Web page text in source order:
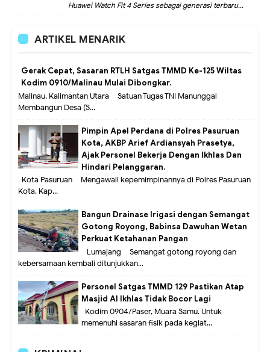
Huawei Watch Fit 4 Series sebagai generasi terbaru...
ARTIKEL MENARIK
Gerak Cepat, Sasaran RTLH Satgas TMMD Ke-125 Wiltas
Kodim 0910/Malinau Mulai Dibongkar.
Malinau, Kalimantan Utara – Satuan Tugas TNI Manunggal
Membangun Desa (S...
Pimpin Apel Perdana di Polres Pasuruan
Kota, AKBP Arief Ardiansyah Prasetya,
Ajak Personel Bekerja Dengan Ikhlas Dan
Hindari Pelanggaran.
Kota Pasuruan – Mengawali kepemimpinannya di Polres Pasuruan
Kota, Kap...
Bangun Drainase Irigasi dengan Semangat
Gotong Royong, Babinsa Dawuhan Wetan
Perkuat Ketahanan Pangan
Lumajang – Semangat gotong royong dan
kebersamaan kembali ditunjukkan...
Personel Satgas TMMD 129 Pastikan Atap
Masjid Al Ikhlas Tidak Bocor Lagi
Kodim 0904/Paser, Muara Samu. Untuk
memenuhi sasaran fisik pada kegiat...